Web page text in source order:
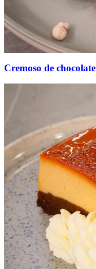
Cremoso de chocolate